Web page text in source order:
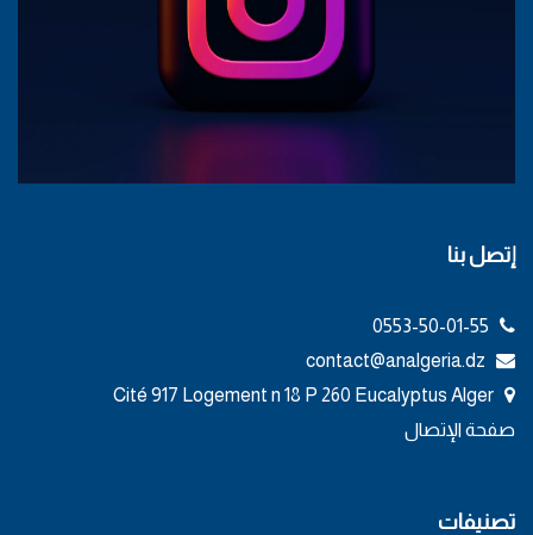
إتصل بنا
صفحة الإتصال
تصنيفات